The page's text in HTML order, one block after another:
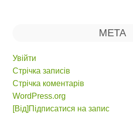
МЕТА
Увійти
Стрічка записів
Стрічка коментарів
WordPress.org
[Від]Підписатися на запис